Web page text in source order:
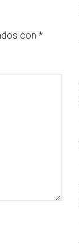
con *